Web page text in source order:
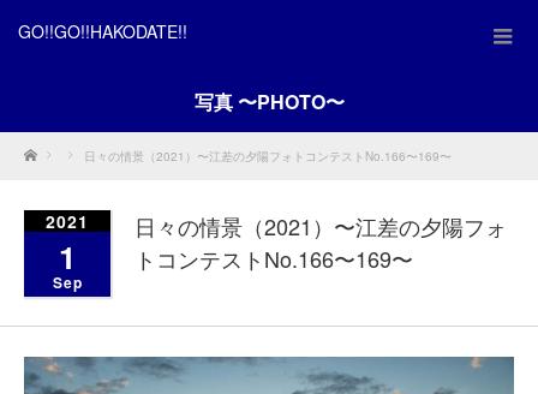
GO!!GO!!HAKODATE!!
写真 〜PHOTO〜
Home 日々の情景（2021）〜江差の夕陽フォトコンテストNo.166〜169〜
2021
1
Sep
日々の情景（2021）〜江差の夕陽フォ
トコンテストNo.166〜169〜